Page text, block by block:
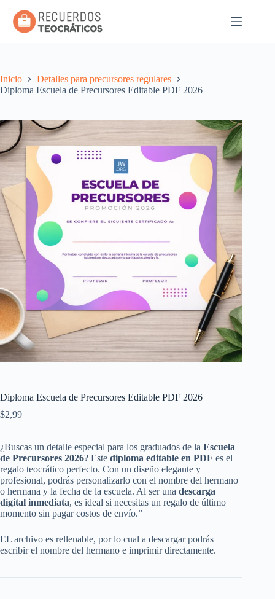
contenido
Inicio
Detalles para precursores regulares
Diploma Escuela de Precursores Editable PDF 2026
Diploma Escuela de Precursores Editable PDF 2026
$2,99
¿Buscas un detalle especial para los graduados de la Escuela
de Precursores 2026? Este diploma editable en PDF es el
regalo teocrático perfecto. Con un diseño elegante y
profesional, podrás personalizarlo con el nombre del hermano
o hermana y la fecha de la escuela. Al ser una descarga
digital inmediata, es ideal si necesitas un regalo de último
momento sin pagar costos de envío.”
EL archivo es rellenable, por lo cual a descargar podrás
escribir el nombre del hermano e imprimir directamente.